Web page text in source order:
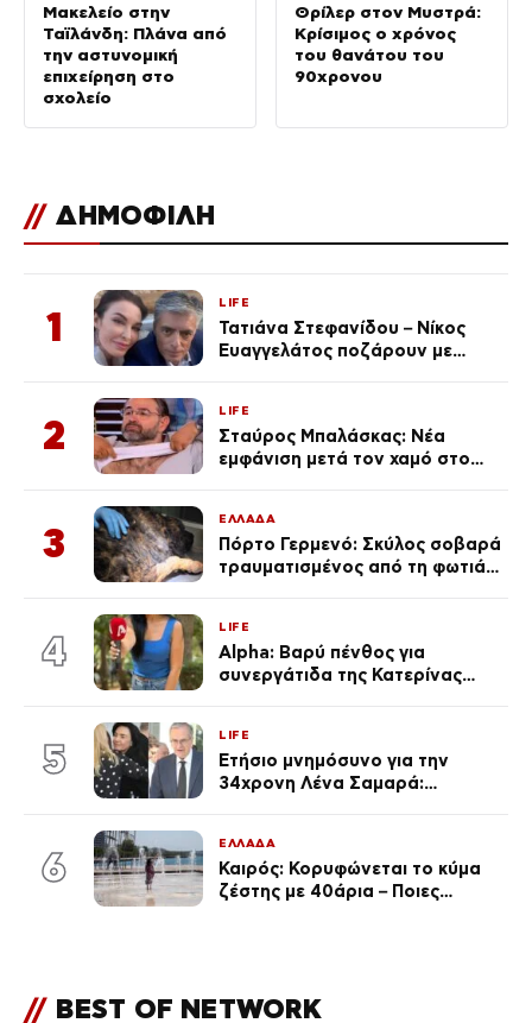
Μακελείο στην
Ταϊλάνδη: Πλάνα από
την αστυνομική
επιχείρηση στο
σχολείο
Θρίλερ στον Μυστρά:
Κρίσιμος ο χρόνος
του θανάτου του
90χρονου
// ΔΗΜΟΦΙΛΗ
1
LIFE
Τατιάνα Στεφανίδου – Νίκος
Ευαγγελάτος ποζάρουν με
2
LIFE
Σταύρος Μπαλάσκας: Νέα
εμφάνιση μετά τον χαμό στο
3
ΕΛΛΑΔΑ
Πόρτο Γερμενό: Σκύλος σοβαρά
τραυματισμένος από τη φωτιά
4
LIFE
Alpha: Βαρύ πένθος για
συνεργάτιδα της Κατερίνας
του Θεού»
5
LIFE
Ετήσιο μνημόσυνο για την
34χρονη Λένα Σαμαρά:
6
ΕΛΛΑΔΑ
Καιρός: Κορυφώνεται το κύμα
ζέστης με 40άρια – Ποιες
// BEST OF NETWORK